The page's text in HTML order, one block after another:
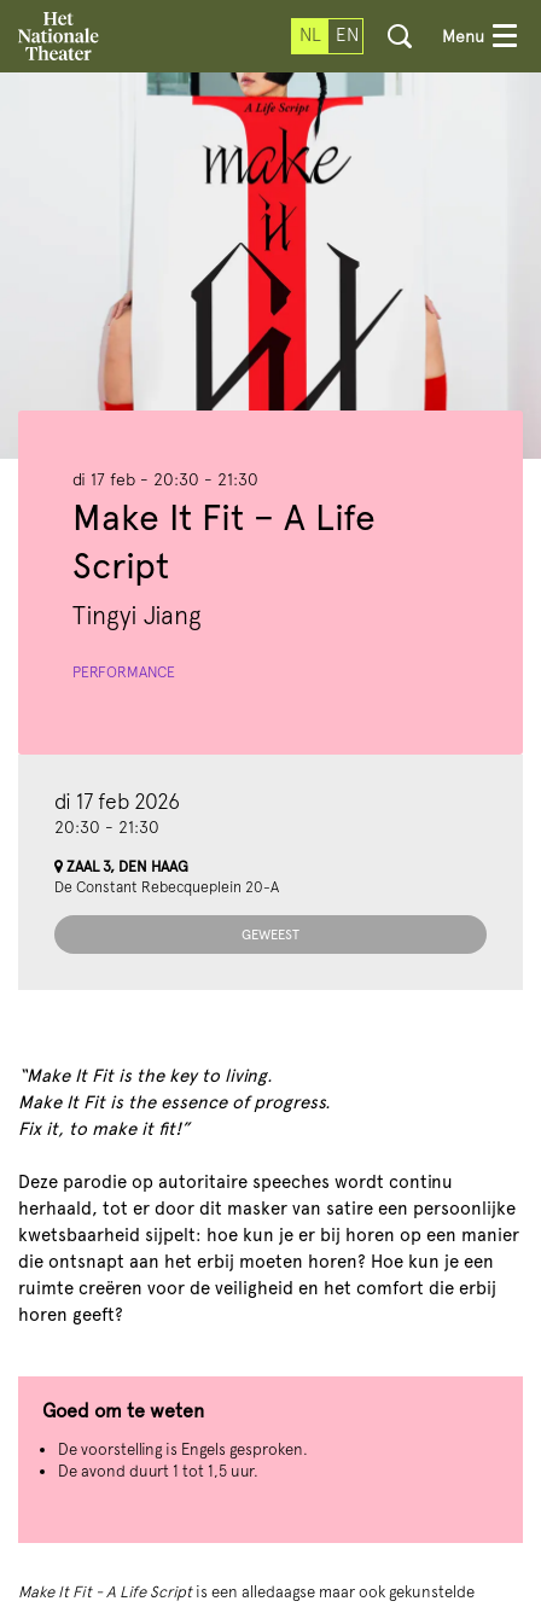
NL EN Menu
Make It Fit – A Life
Script
Tingyi Jiang
di 17 feb - 20:30 - 21:30
PERFORMANCE
di 17 feb 2026
20:30 - 21:30
ZAAL 3, DEN HAAG
De Constant Rebecqueplein 20-A
GEWEEST
“Make It Fit is the key to living.
Make It Fit is the essence of progress.
Fix it, to make it fit!”
Deze parodie op autoritaire speeches wordt continu
herhaald, tot er door dit masker van satire een persoonlijke
kwetsbaarheid sijpelt: hoe kun je er bij horen op een manier
die ontsnapt aan het erbij moeten horen? Hoe kun je een
ruimte creëren voor de veiligheid en het comfort die erbij
horen geeft?
Make It Fit - A Life Scriptis een alledaagse maar ook gekunstelde
Goed om te weten
De voorstelling is Engels gesproken.
De avond duurt 1 tot 1,5 uur.